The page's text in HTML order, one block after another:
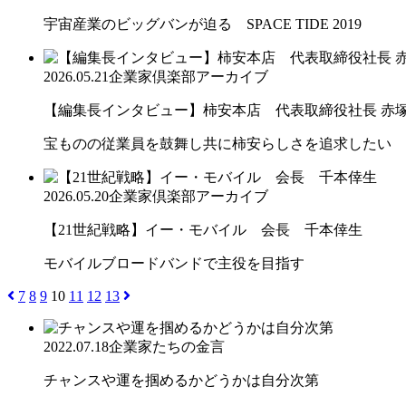
宇宙産業のビッグバンが迫る SPACE TIDE 2019
2026.05.21企業家倶楽部アーカイブ
【編集長インタビュー】柿安本店 代表取締役社長 赤
宝ものの従業員を鼓舞し共に柿安らしさを追求したい
2026.05.20企業家倶楽部アーカイブ
【21世紀戦略】イー・モバイル 会長 千本倖生
モバイルブロードバンドで主役を目指す
7 8 9 10 11 12 13
2022.07.18企業家たちの金言
チャンスや運を掴めるかどうかは自分次第